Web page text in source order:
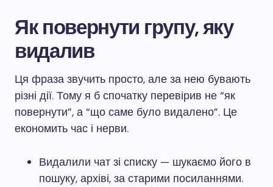
Як повернути групу, яку
видалив
Ця фраза звучить просто, але за нею бувають
різні дії. Тому я б спочатку перевірив не “як
повернути”, а “що саме було видалено”. Це
економить час і нерви.
Видалили чат зі списку — шукаємо його в
пошуку, архіві, за старими посиланнями.